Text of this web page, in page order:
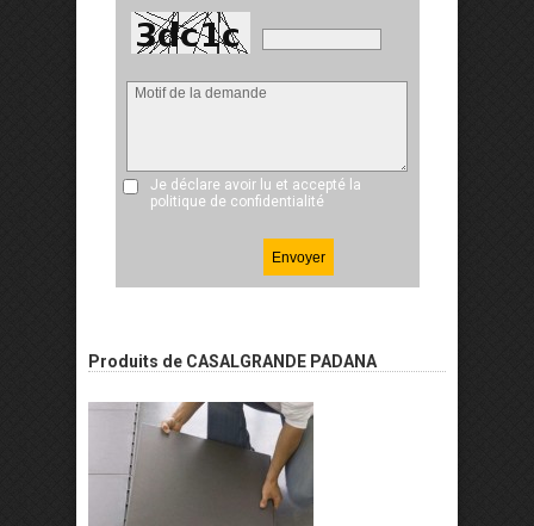
Je déclare avoir lu et accepté la
politique de confidentialité
Produits de CASALGRANDE PADANA